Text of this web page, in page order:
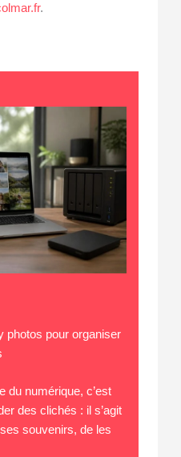
.
photos pour organiser
du numérique, c’est
des clichés : il s’agit
souvenirs, de les